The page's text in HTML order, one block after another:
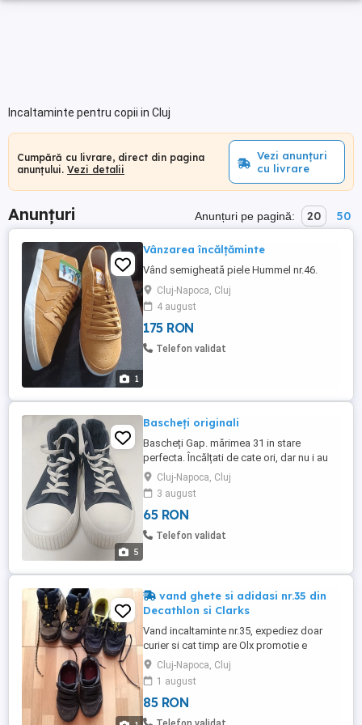
Incaltaminte pentru copii in Cluj
Cumpără cu livrare, direct din pagina
anunțului. Vezi detalii
Vezi anunțuri
cu livrare
Anunțuri Anunțuri pe pagină: 20 50
1
Vânzarea încălțăminte
Vând semigheată piele Hummel nr.46.
Cluj-Napoca, Cluj
4 august
175 RON
Telefon validat
5
Bascheți originali
Bascheți Gap. mărimea 31 in stare
perfecta. Încălțati de cate ori, dar nu i au
plăcut fetiței mele.
Cluj-Napoca, Cluj
3 august
65 RON
Telefon validat
vand ghete si adidasi nr.35 din
Decathlon si Clarks
Vand incaltaminte nr.35, expediez doar
curier si cat timp are Olx promotie e
gratuit: 1. ghete impermeabile Decathlon
stare foarte buna -85 lei 2. adidasi Clarks
negri din piele naturala si adidasi albastri
Decathlon, urme de uzura, 20 lei pereche.
Cine ii ia pe toti-100 lei. Anunt pus si in alt
Cluj-Napoca, Cluj
1 august
85 RON